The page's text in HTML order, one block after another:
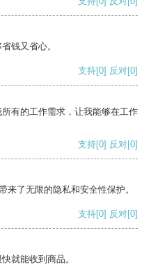
钱又省心。
支持[0] 反对[0]
有的工作需求，让我能够在工作
支持[0] 反对[0]
来了无限的隐私和安全性保护。
支持[0] 反对[0]
就能收到商品。